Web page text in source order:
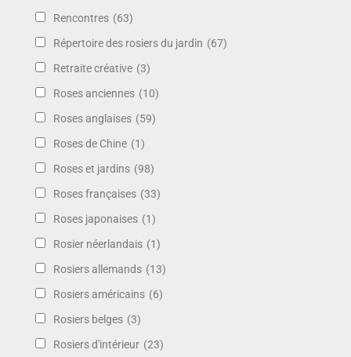
Rencontres (63)
Répertoire des rosiers du jardin (67)
Retraite créative (3)
Roses anciennes (10)
Roses anglaises (59)
Roses de Chine (1)
Roses et jardins (98)
Roses françaises (33)
Roses japonaises (1)
Rosier néerlandais (1)
Rosiers allemands (13)
Rosiers américains (6)
Rosiers belges (3)
Rosiers d'intérieur (23)